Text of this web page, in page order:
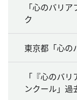
「心のバリ
ク
東京都「心の
「『心のバ
ンクール」過